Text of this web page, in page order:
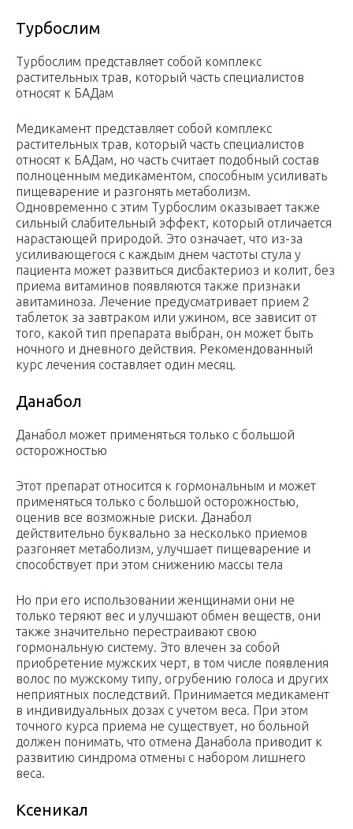
Турбослим
Турбослим представляет собой комплекс
растительных трав, который часть специалистов
относят к БАДам
Медикамент представляет собой комплекс
растительных трав, который часть специалистов
относят к БАДам, но часть считает подобный состав
полноценным медикаментом, способным усиливать
пищеварение и разгонять метаболизм.
Одновременно с этим Турбослим оказывает также
сильный слабительный эффект, который отличается
нарастающей природой. Это означает, что из-за
усиливающегося с каждым днем частоты стула у
пациента может развиться дисбактериоз и колит, без
приема витаминов появляются также признаки
авитаминоза. Лечение предусматривает прием 2
таблеток за завтраком или ужином, все зависит от
того, какой тип препарата выбран, он может быть
ночного и дневного действия. Рекомендованный
курс лечения составляет один месяц.
Данабол
Данабол может применяться только с большой
осторожностью
Этот препарат относится к гормональным и может
применяться только с большой осторожностью,
оценив все возможные риски. Данабол
действительно буквально за несколько приемов
разгоняет метаболизм, улучшает пищеварение и
способствует при этом снижению массы тела
Но при его использовании женщинами они не
только теряют вес и улучшают обмен веществ, они
также значительно перестраивают свою
гормональную систему. Это влечен за собой
приобретение мужских черт, в том числе появления
волос по мужскому типу, огрубению голоса и других
неприятных последствий. Принимается медикамент
в индивидуальных дозах с учетом веса. При этом
точного курса приема не существует, но больной
должен понимать, что отмена Данабола приводит к
развитию синдрома отмены с набором лишнего
веса.
Ксеникал